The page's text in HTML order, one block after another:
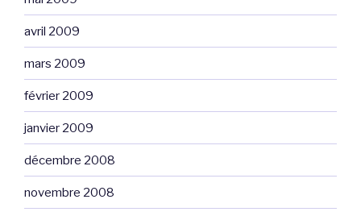
avril 2009
mars 2009
février 2009
janvier 2009
décembre 2008
novembre 2008